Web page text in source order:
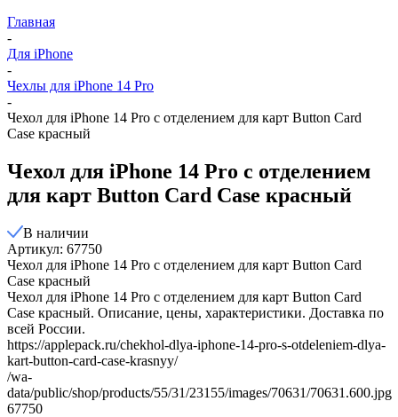
Главная
-
Для iPhone
-
Чехлы для iPhone 14 Pro
-
Чехол для iPhone 14 Pro с отделением для карт Button Card
Case красный
Чехол для iPhone 14 Pro с отделением
для карт Button Card Case красный
В наличии
Артикул: 67750
Чехол для iPhone 14 Pro с отделением для карт Button Card
Case красный
Чехол для iPhone 14 Pro с отделением для карт Button Card
Case красный. Описание, цены, характеристики. Доставка по
всей России.
https://applepack.ru/chekhol-dlya-iphone-14-pro-s-otdeleniem-dlya-
kart-button-card-case-krasnyy/
/wa-
data/public/shop/products/55/31/23155/images/70631/70631.600.jpg
67750